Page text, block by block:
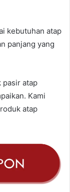
kebutuhan atap
panjang yang
pasir atap
Kami
atap